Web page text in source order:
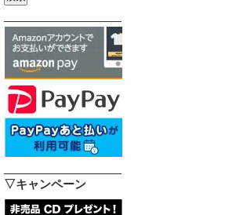
▽キャンペーン